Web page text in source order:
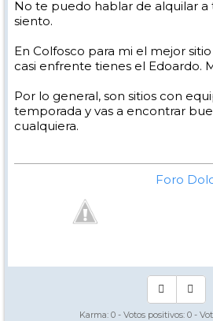
No te puedo hablar de alquilar a
siento.
En Colfosco para mi el mejor
casi enfrente tienes el Edoardo.
Por lo general, son sitios con
temporada y vas a encontrar
cualquiera.
Foro
Karma: 0 - Votos positivos: 0 -